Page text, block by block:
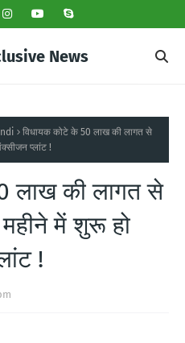
News
विधायक कोटे के 50 लाख की लागत से
प्लांट !
लाख की लागत से
में शुरू हो
!